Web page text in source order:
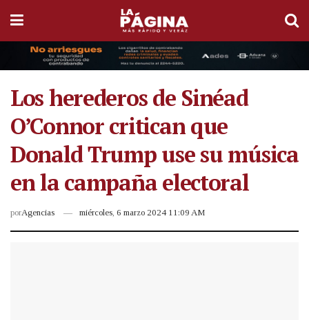
Los herederos de Sinéad
O’Connor critican que
Donald Trump use su música
en la campaña electoral
porAgencias miércoles, 6 marzo 2024 11:09 AM